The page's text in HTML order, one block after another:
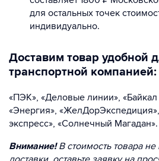
для остальных точек
индивидуально.
Доставим товар удобной
транспортной компанией:
«ПЭК», «Деловые линии»,
«Энергия»,
экспресс», «Солнечный Магадан».
Внимание!В стоимость товара